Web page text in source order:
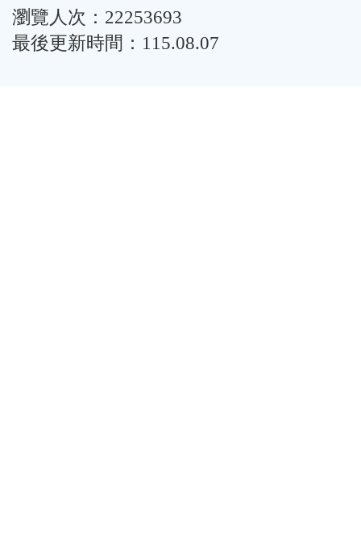
瀏覽人次：22253693
最後更新時間：115.08.07